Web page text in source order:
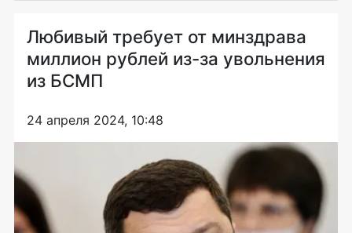
Любивый требует от минздрава
миллион рублей из-за увольнения
из БСМП
24 апреля 2024, 10:48